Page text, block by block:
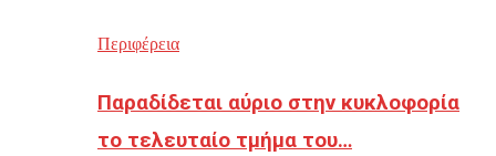
Περιφέρεια
Παραδίδεται αύριο στην κυκλοφορία
το τελευταίο τμήμα του…